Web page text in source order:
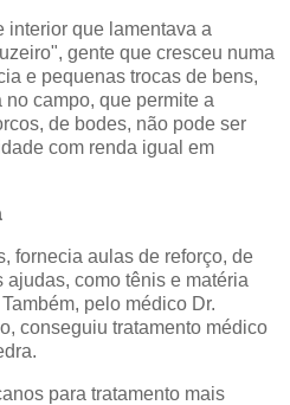
interior que lamentava a
gente que cresceu numa
e pequenas trocas de bens,
campo, que permite a
de bodes, não pode ser
com renda igual em
fornecia aulas de reforço, de
como tênis e matéria
pelo médico Dr.
conseguiu tratamento médico
para tratamento mais